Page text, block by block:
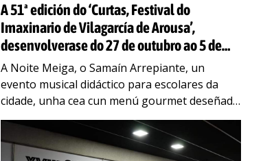
A 51ª edición do ‘Curtas, Festival do
Imaxinario de Vilagarcía de Arousa’,
desenvolverase do 27 de outubro ao 5 de
novembro
A Noite Meiga, o Samaín Arrepiante, un
evento musical didáctico para escolares da
cidade, unha cea cun menú gourmet deseñado
polo chef Miguel Mosteiro, o photocall do
Coche Fantástico e …